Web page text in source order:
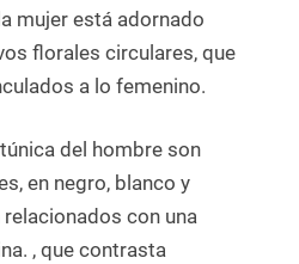
mujer está adornado
florales circulares, que
a lo femenino.
del hombre son
en negro, blanco y
con una
, que contrasta